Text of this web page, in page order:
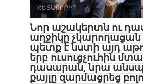
ՀԵՏԱՔՐՔԻՐ
Նոր աշակերտն ու
աղջիկը չկարողացան
պետք է նստի այդ
երբ ուսուցչուհին
դասարան, նրա
քայլը զարմացրեց